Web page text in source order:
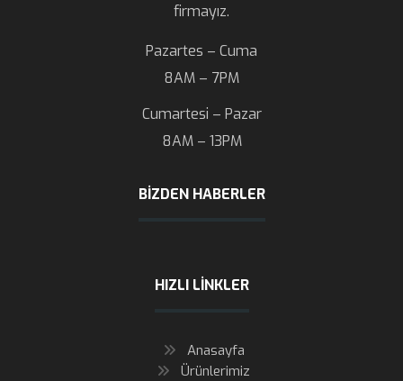
firmayız.
Pazartes – Cuma
8AM – 7PM
Cumartesi – Pazar
8AM – 13PM
BIZDEN HABERLER
HIZLI LINKLER
Anasayfa
Ürünlerimiz